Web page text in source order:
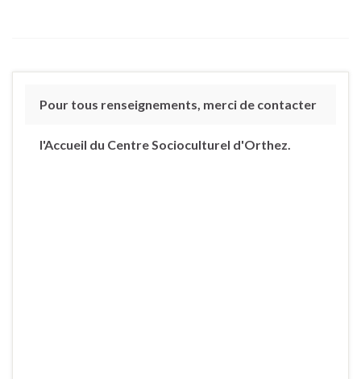
Pour tous renseignements, merci de contacter
l'Accueil du Centre Socioculturel d'Orthez.